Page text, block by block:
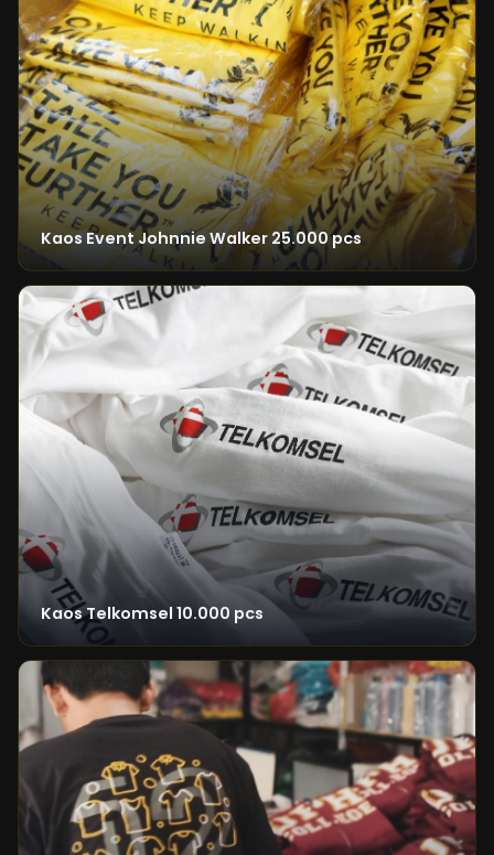
Kaos Event Johnnie Walker 25.000 pcs
Kaos Telkomsel 10.000 pcs